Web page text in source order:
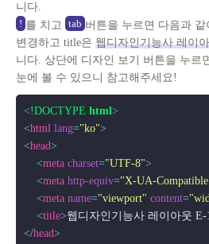
니다.
! 를 치고 tab 버튼을 누르면 다음과
변경하고 title은 웹디자인기능사 레이
니다. 상단에 디자인 보기
버튼을 누르
눈에 볼 수 있으니 참고해주세요!
<!DOCTYPE html>
<html lang="ko">
<head>
<meta charset="UTF-8">
<meta http-equiv="X-UA-
<meta name="viewport" content=
<title>웹디자인기능사 레이아웃 E-
</head>